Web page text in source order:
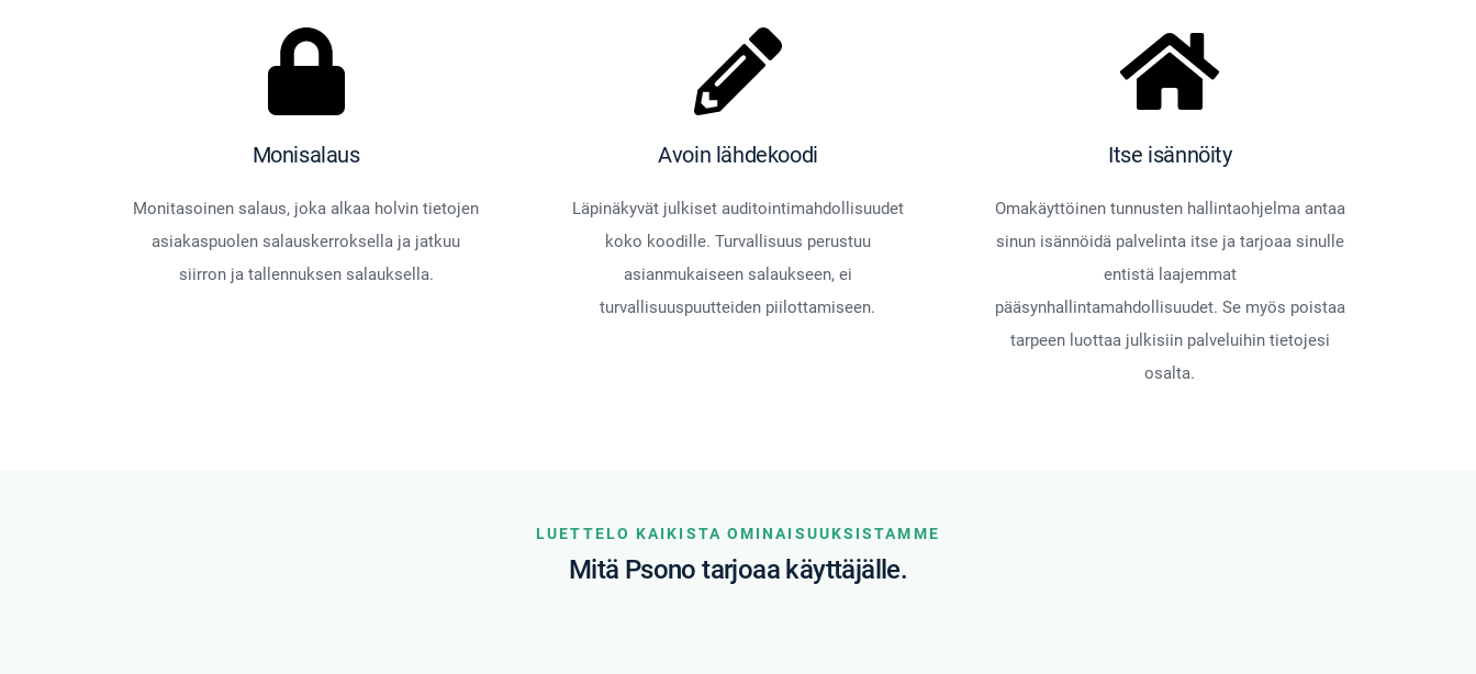
Monisalaus
Monitasoinen salaus, joka alkaa holvin tietojen
asiakaspuolen salauskerroksella ja jatkuu
siirron ja tallennuksen salauksella.
Avoin lähdekoodi
Läpinäkyvät julkiset auditointimahdollisuudet
koko koodille. Turvallisuus perustuu
asianmukaiseen salaukseen, ei
turvallisuuspuutteiden piilottamiseen.
Itse isännöity
Omakäyttöinen tunnusten hallintaohjelma antaa
sinun isännöidä palvelinta itse ja tarjoaa sinulle
entistä laajemmat
pääsynhallintamahdollisuudet. Se myös poistaa
tarpeen luottaa julkisiin palveluihin tietojesi
osalta.
LUETTELO KAIKISTA OMINAISUUKSISTAMME
Mitä Psono tarjoaa käyttäjälle.